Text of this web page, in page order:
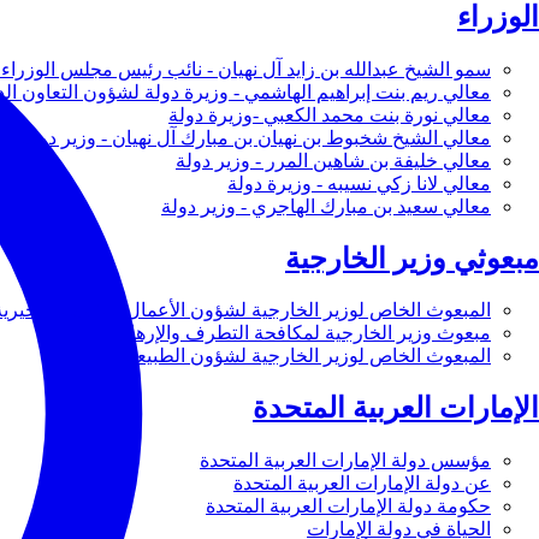
الوزراء
سمو الشيخ عبدالله بن زايد آل نهيان - نائب رئيس مجلس الوزراء
معالي ريم بنت إبراهيم الهاشمي - وزيرة دولة لشؤون التعاون
معالي نورة بنت محمد الكعبي -وزيرة دولة
معالي الشيخ شخبوط بن نهيان بن مبارك آل نهيان - وزير دولة
معالي خليفة بن شاهين المرر - وزير دولة
معالي لانا زكي نسيبه - وزيرة دولة
معالي سعيد بن مبارك الهاجري - وزير دولة
مبعوثي وزير الخارجية
المبعوث الخاص لوزير الخارجية لشؤون الأعمال والأعمال
مبعوث وزير الخارجية لمكافحة التطرف والإرهاب
المبعوث الخاص لوزير الخارجية لشؤون الطبيعة
الإمارات العربية المتحدة
مؤسس دولة الإمارات العربية المتحدة
عن دولة الإمارات العربية المتحدة
حكومة دولة الإمارات العربية المتحدة
الحياة في دولة الإمارات